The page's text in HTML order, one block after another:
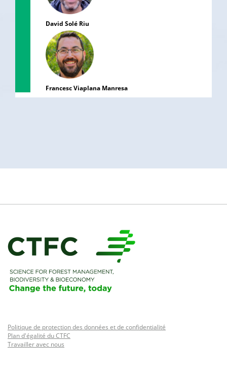
David Solé Riu
Francesc Viaplana Manresa
Politique de protection des données et de confidentialité
Plan d'égalité du CTFC
Travailler avec nous